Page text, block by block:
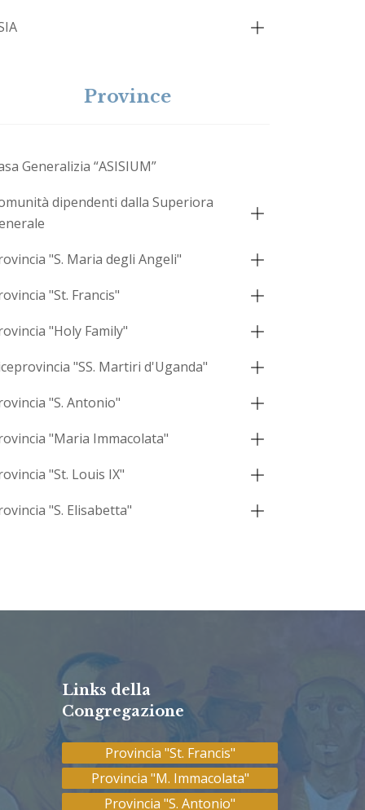
Province
Generalizia “ASISIUM”
dipendenti dalla Superiora
"S. Maria degli Angeli"
"St. Francis"
"Holy Family"
"SS. Martiri d'Uganda"
"S. Antonio"
"Maria Immacolata"
"St. Louis IX"
"S. Elisabetta"
Links della
Congregazione
Provincia "St. Francis"
Provincia "M. Immacolata"
Provincia "S. Antonio"